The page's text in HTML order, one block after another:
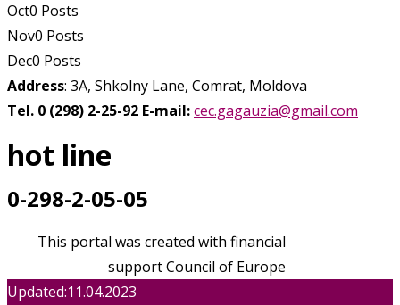
Oct0 Posts
Nov0 Posts
Dec0 Posts
Address: 3A, Shkolny Lane, Comrat, Moldova
Tel. 0 (298) 2-25-92 E-mail:cec.gagauzia@gmail.com
hot line
0-298-2-05-05
This portal was created with financial
support Council of Europe
Updated:11.04.2023